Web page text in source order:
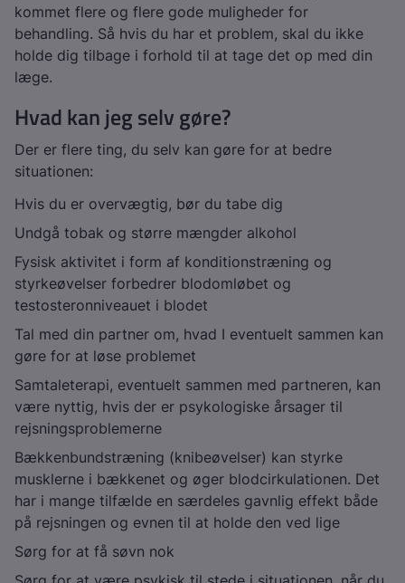
kommet flere og flere gode muligheder for
behandling. Så hvis du har et problem, skal du ikke
holde dig tilbage i forhold til at tage det op med din
læge.
Hvad kan jeg selv gøre?
Der er flere ting, du selv kan gøre for at bedre
situationen:
Hvis du er overvægtig, bør du tabe dig
Undgå tobak og større mængder alkohol
Fysisk aktivitet i form af konditionstræning og
styrkeøvelser forbedrer blodomløbet og
testosteronniveauet i blodet
Tal med din partner om, hvad I eventuelt sammen kan
gøre for at løse problemet
Samtaleterapi, eventuelt sammen med partneren, kan
være nyttig, hvis der er psykologiske årsager til
rejsningsproblemerne
Bækkenbundstræning (knibeøvelser) kan styrke
musklerne i bækkenet og øger blodcirkulationen. Det
har i mange tilfælde en særdeles gavnlig effekt både
på rejsningen og evnen til at holde den ved lige
Sørg for at få søvn nok